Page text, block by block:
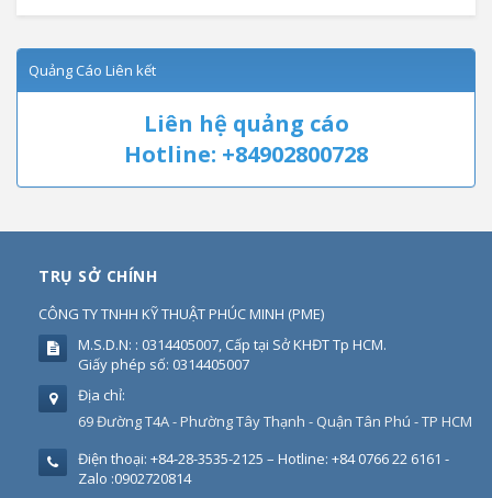
Quảng Cáo Liên kết
Liên hệ quảng cáo
Hotline: +84902800728
TRỤ SỞ CHÍNH
CÔNG TY TNHH KỸ THUẬT PHÚC MINH (PME)
M.S.D.N: : 0314405007, Cấp tại Sở KHĐT Tp HCM.
Giấy phép số: 0314405007
Địa chỉ:
69 Đường T4A - Phường Tây Thạnh - Quận Tân Phú - TP HCM
Điện thoại: +84-28-3535-2125 – Hotline: +84 0766 22 6161 -
Zalo :0902720814